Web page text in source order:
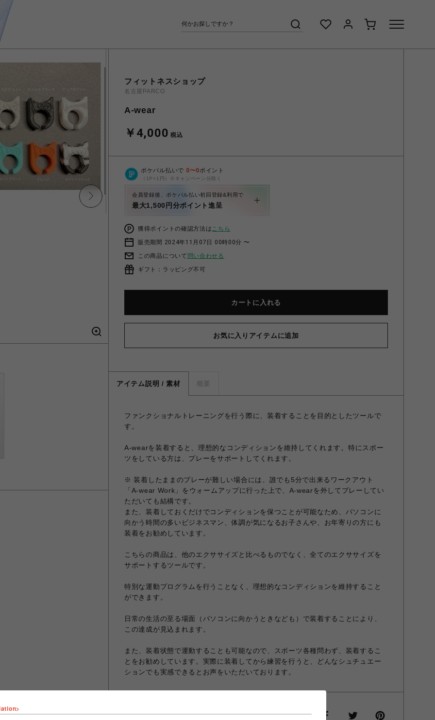
フィットネスショップ
名古屋PARCO
A-wear
￥4,000 税込
ポケパル払いで 0〜0ポイント
（1P=1円）※キャンペーン分除く
会員登録後、ポケパル払い初回登録&利用で
最大1,500円分ポイント進呈
獲得ポイントの確認方法はこちら
販売期間 2024年11月07日 00時00分 〜
この商品について 問い合わせる
ギフト：ラッピング不可
カートに入れる
お気に入りアイテムに追加
アイテム説明 / 素材 概要
ファンクショナルトレーニングを行う際に、装着することを目的としたツールで
す。
A-wearを装着すると、理想的なコンディションを維持してくれます。特にスポー
ツをしている方は、プレーをサポートしてくれます。
※ 装着したままのプレーが難しい場合には、誰でも5分で出来るワークアウト
「A-wear Work」をウォームアップに行った上で、A-wearを外してプレーしてい
ただいても結構です。
また、装着しておくだけでコンディションを保つことが可能なため、パソコンに
向かう時間の多いビジネスマン、体調が気になるお子さんや、お年寄りの方にも
装着をお勧めしています。
こちらの商品は、他のエクササイズと比べるものでなく、全てのエクササイズを
サポートするツールです。
特別な運動プログラムを行うことなく、理想的なコンディションを維持すること
ができます。
日常の生活の至る場面（パソコンに向かうときなども）で装着することにより、
この達成が見込まれます。
また、装着状態で運動することも可能なので、スポーツ各種問わず、装着するこ
とをお勧めしています。実際に装着してから練習を行うと、どんなシュチュエー
ションでも実感できるとお声をいただいております。
シェアする